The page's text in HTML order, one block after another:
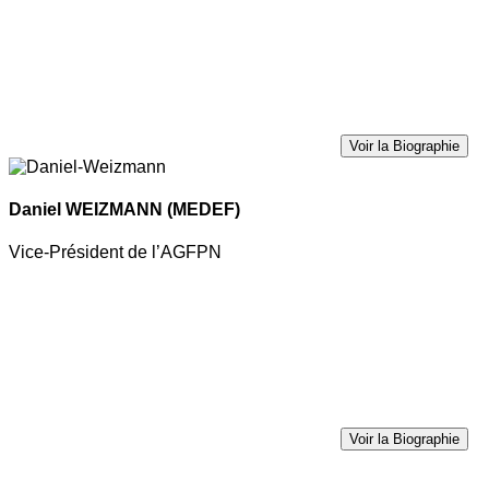
Voir la Biographie
Daniel WEIZMANN (MEDEF)
Vice-Président de l’AGFPN
Voir la Biographie